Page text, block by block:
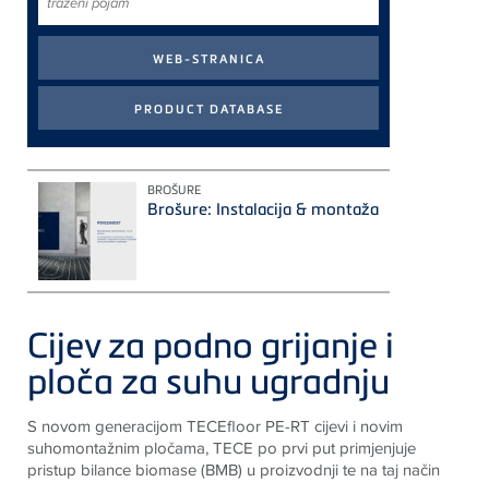
pojam
BROŠURE
Brošure: Instalacija & montaža
Cijev za podno grijanje i
ploča za suhu ugradnju
S novom generacijom TECEfloor PE-RT cijevi i novim
suhomontažnim pločama,TECE po prvi put primjenjuje
pristup bilance biomase (BMB) u proizvodnji te na taj način